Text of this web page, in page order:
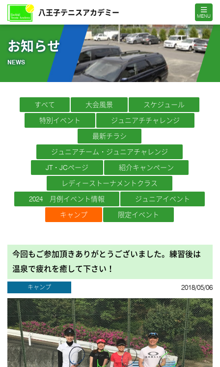
MENU
お知らせ
NEWS
すべて 大会風景
スケジュール
特別イベント
ジュニアチチャレンジ
最新チラシ
ジュニアチーム・ジュニアチャレンジ
JT・JCページ
紹介キャンペーン
レディーストーナメントクラス
2024 月例イベント情報
ジュニアイベント
キャンプ
限定イベント
今回もご参加頂きありがとうございました。練習後は
温泉で疲れを癒して下さい！
キャンプ 2018/05/06